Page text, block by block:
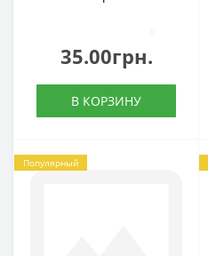
35.00грн.
В КОРЗИНУ
Популярный